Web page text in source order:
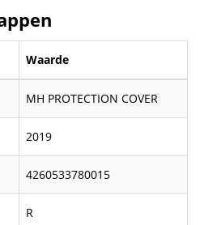
Waarde
MH PROTECTION COVER
2019
4260533780015
R